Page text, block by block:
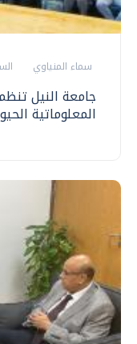
سماء المنياوي السبت، 28
جامعة النيل
المعلوماتية